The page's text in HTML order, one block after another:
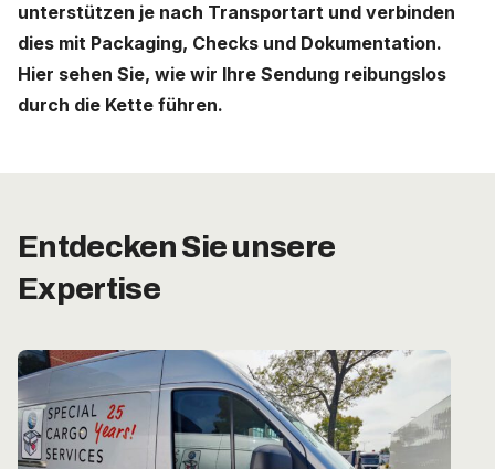
unterstützen je nach Transportart und verbinden
dies mit Packaging, Checks und Dokumentation.
Hier sehen Sie, wie wir Ihre Sendung reibungslos
durch die Kette führen.
Entdecken Sie unsere
Expertise
Deutschland (Deutsch)
Nederland (Nederlands)
United States (English)